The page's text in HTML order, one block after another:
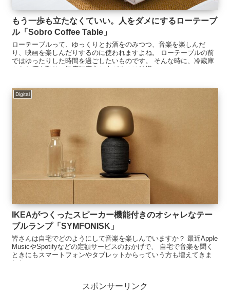
もう一歩も立たなくていい。人をダメにするローテーブ
ル「Sobro Coffee Table」
ローテーブルって、ゆっくりとお酒をのみつつ、音楽を楽しんだ
り、映画を楽しんだりするのに使われますよね。 ローテーブルの前
ではゆったりした時間を過ごしたいものです。 そんな時に、冷蔵庫
からお酒を取りに毎度毎度立ち上がるのは結構...
Digital
IKEAがつくったスピーカー機能付きのオシャレなテー
ブルランプ「SYMFONISK」
皆さんは自宅でどのようにして音楽を楽しんでいますか？ 最近Apple
MusicやSpotifyなどの定額サービスのおかげで、 自宅で音楽を聞く
ときにもスマートフォンやタブレットからっていう方も増えてきま
した。 ...
スポンサーリンク